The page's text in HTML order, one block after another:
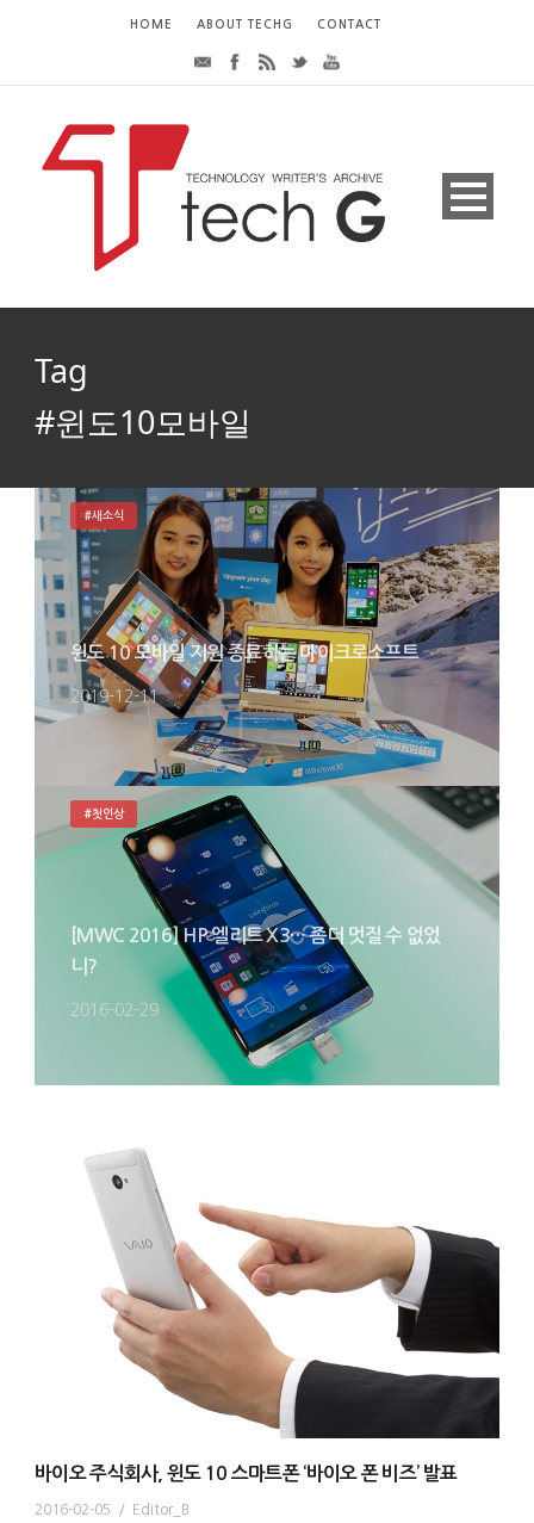
HOME ABOUT TECHG CONTACT
Tag
#윈도10모바일
윈도 10 모바일 지원 종료하는 마이크로소프트
2019-12-11
#새소식
[MWC 2016] HP 엘리트 X3… 좀더 멋질 수 없었
니?
2016-02-29
#첫인상
바이오 주식회사, 윈도 10 스마트폰 ‘바이오 폰 비즈’ 발표
2016-02-05 / Editor_B